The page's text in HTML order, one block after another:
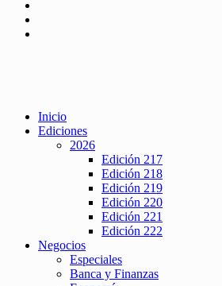
Inicio
Ediciones
2026
Edición 217
Edición 218
Edición 219
Edición 220
Edición 221
Edición 222
Negocios
Especiales
Banca y Finanzas